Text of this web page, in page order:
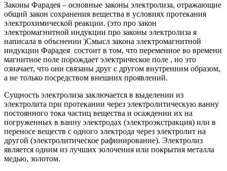
Законы Фарадея – основные законы электролиза, отражающие
общий закон сохранения вещества в условиях протекания
электрохимической реакции. (это про закон
электромагнитной индукции про законы электролиза я
написала в объснении )Смысл закона электромагнитной
индукции Фарадея состоит в том, что переменное во времени
магнитное поле порождает электрическое поле , но это
означает, что они связаны друг с другом внутренним образом,
а не только посредством внешних проявлений.
Сущность электролиза заключается в выделении из
электролита при протекании через электролитическую ванну
постоянного тока частиц вещества и осаждении их на
погруженных в ванну электродах (электроэкстракция) или в
переносе веществ с одного электрода через электролит на
другой (электролитическое рафинирование). Электролиз
является одним из лучших золочения или покрытия металла
медью, золотом.